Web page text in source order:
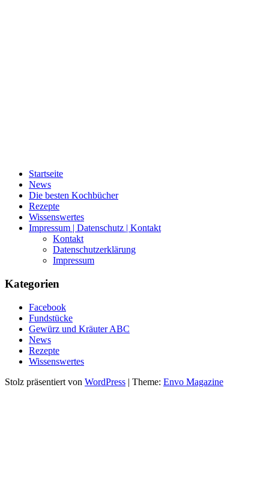
Startseite
News
Die besten Kochbücher
Rezepte
Wissenswertes
Impressum | Datenschutz | Kontakt
Kontakt
Datenschutzerklärung
Impressum
Kategorien
Facebook
Fundstücke
Gewürz und Kräuter ABC
News
Rezepte
Wissenswertes
Stolz präsentiert von WordPress | Theme: Envo Magazine